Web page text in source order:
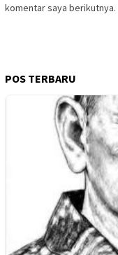
komentar saya berikutnya.
POS TERBARU